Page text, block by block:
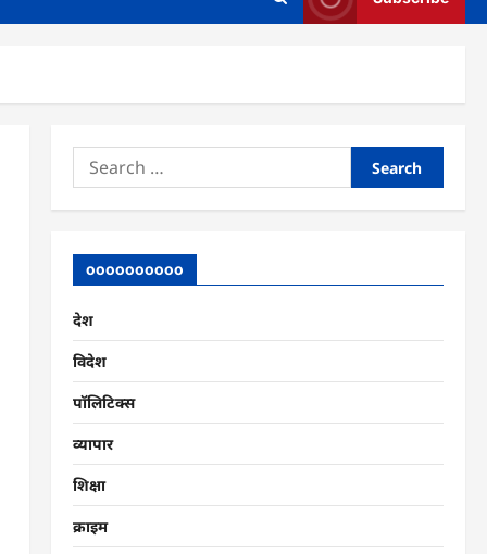
Search
for:
oooooooooo
देश
विदेश
पॉलिटिक्स
व्यापार
शिक्षा
क्राइम